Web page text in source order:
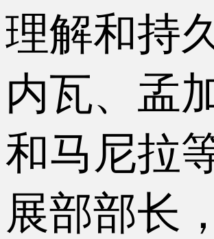
理解和持
内瓦、孟
和马尼拉
展部部长